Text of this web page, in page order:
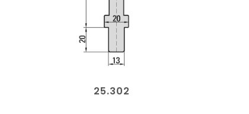
25.302